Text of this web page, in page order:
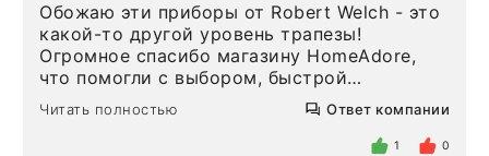
Обожаю эти приборы от Robert Welch - это
какой-то другой уровень трапезы!
Огромное спасибо магазину HomeAdore,
что помогли с выбором, быстрой
доставкой и высоким сервисом. Один раз
была здесь лично, забирала чайные ложки,
внутри очень много антикварной посуды,
Читать полностью Ответ компании
1 0